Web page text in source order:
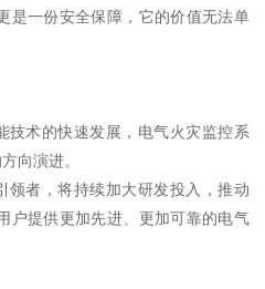
是一份安全保障，它的价值无法单
技术的快速发展，电气火灾监控系
向演进。
领者，将持续加大研发投入，推动
户提供更加先进、更加可靠的电气